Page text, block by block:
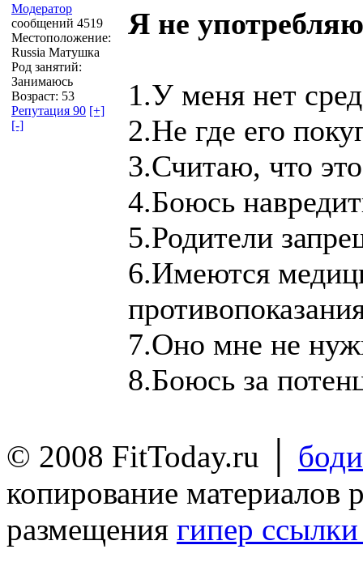
Модератор
сообщений 4519
Местоположение:
Russia Матушка
Род занятий:
Занимаюсь
Возраст: 53
Репутация 90 [+]
[-]
Я не
1.У меня нет
2.Не где его
3.Считаю, что
4.Боюсь
5.Родители
6.Имеются
7.Оно мне не
8.Боюсь за
© 2008 FitToday.ru │
копирование материалов
размещения гипер